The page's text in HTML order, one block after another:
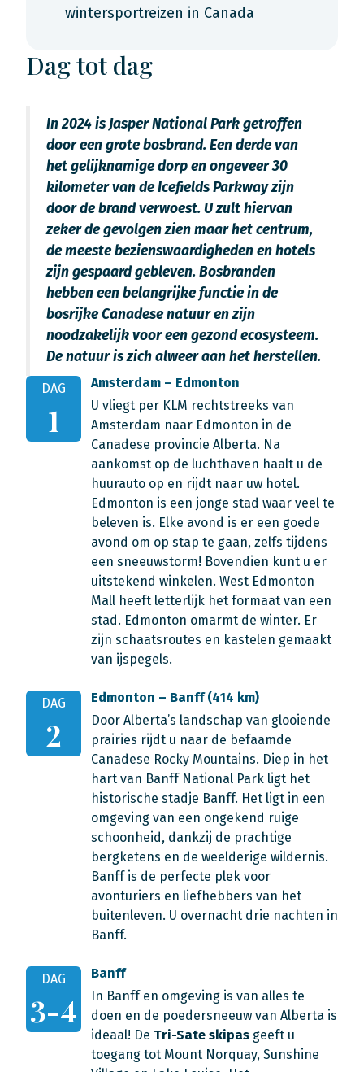
wintersportreizen in Canada
Dag tot dag
In 2024 is Jasper National Park getroffen
door een grote bosbrand. Een derde van
het gelijknamige dorp en ongeveer 30
kilometer van de Icefields Parkway zijn
door de brand verwoest. U zult hiervan
zeker de gevolgen zien maar het centrum,
de meeste bezienswaardigheden en hotels
zijn gespaard gebleven. Bosbranden
hebben een belangrijke functie in de
bosrijke Canadese natuur en zijn
noodzakelijk voor een gezond ecosysteem.
De natuur is zich alweer aan het herstellen.
DAG
1
Amsterdam – Edmonton
U vliegt per KLM rechtstreeks van
Amsterdam naar Edmonton in de
Canadese provincie Alberta. Na
aankomst op de luchthaven haalt u de
huurauto op en rijdt naar uw hotel.
Edmonton is een jonge stad waar veel te
beleven is. Elke avond is er een goede
avond om op stap te gaan, zelfs tijdens
een sneeuwstorm! Bovendien kunt u er
uitstekend winkelen. West Edmonton
Mall heeft letterlijk het formaat van een
stad. Edmonton omarmt de winter. Er
zijn schaatsroutes en kastelen gemaakt
van ijspegels.
DAG
2
Edmonton – Banff (414 km)
Door Alberta’s landschap van glooiende
prairies rijdt u naar de befaamde
Canadese Rocky Mountains. Diep in het
hart van Banff National Park ligt het
historische stadje Banff. Het ligt in een
omgeving van een ongekend ruige
schoonheid, dankzij de prachtige
bergketens en de weelderige wildernis.
Banff is de perfecte plek voor
avonturiers en liefhebbers van het
buitenleven. U overnacht drie nachten in
Banff.
DAG
3-4
Banff
In Banff en omgeving is van alles te
doen en de poedersneeuw van Alberta is
ideaal! De Tri-Sate skipas geeft u
toegang tot Mount Norquay, Sunshine